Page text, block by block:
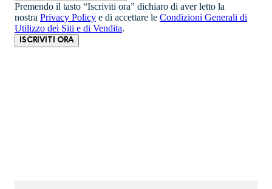
Premendo il tasto “Iscriviti ora” dichiaro di aver letto la
nostra Privacy Policy e di accettare le Condizioni Generali di
Utilizzo dei Siti e di Vendita.
ISCRIVITI ORA